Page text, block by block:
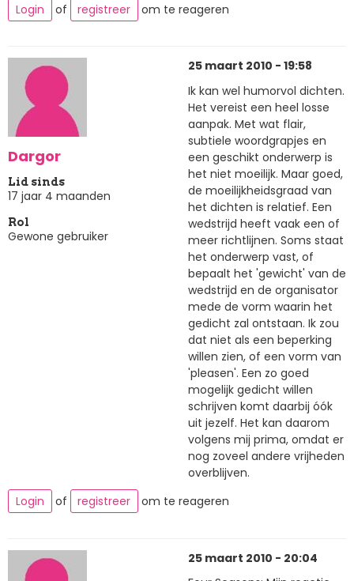
Login
of registreer om te reageren
Dargor
Lid sinds
17 jaar 4 maanden
Rol
Gewone gebruiker
25 maart 2010 - 19:58
Ik kan wel humorvol dichten.
Het vereist een heel losse
aanpak. Met wat flair,
subtiele woordgrapjes en
een geschikt onderwerp is
het niet moeilijk. Maar goed,
de moeilijkheidsgraad van
het dichten is relatief. Een
wedstrijd heeft vaak een of
meer richtlijnen. Soms staat
het onderwerp vast, of
bepaalt het 'gewicht' van de
wedstrijd en de organisator
mede de vorm waarin het
gedicht zal ontstaan. Ik zou
dat niet als een beperking
willen zien, of een vorm van
'pleasen'. Een zo goed
mogelijk gedicht willen
schrijven komt daarbij óók
uit jezelf. Het kan daarom
volgens mij prima, omdat er
nog zoveel andere vrijheden
overblijven.
Login
of registreer om te reageren
25 maart 2010 - 20:04